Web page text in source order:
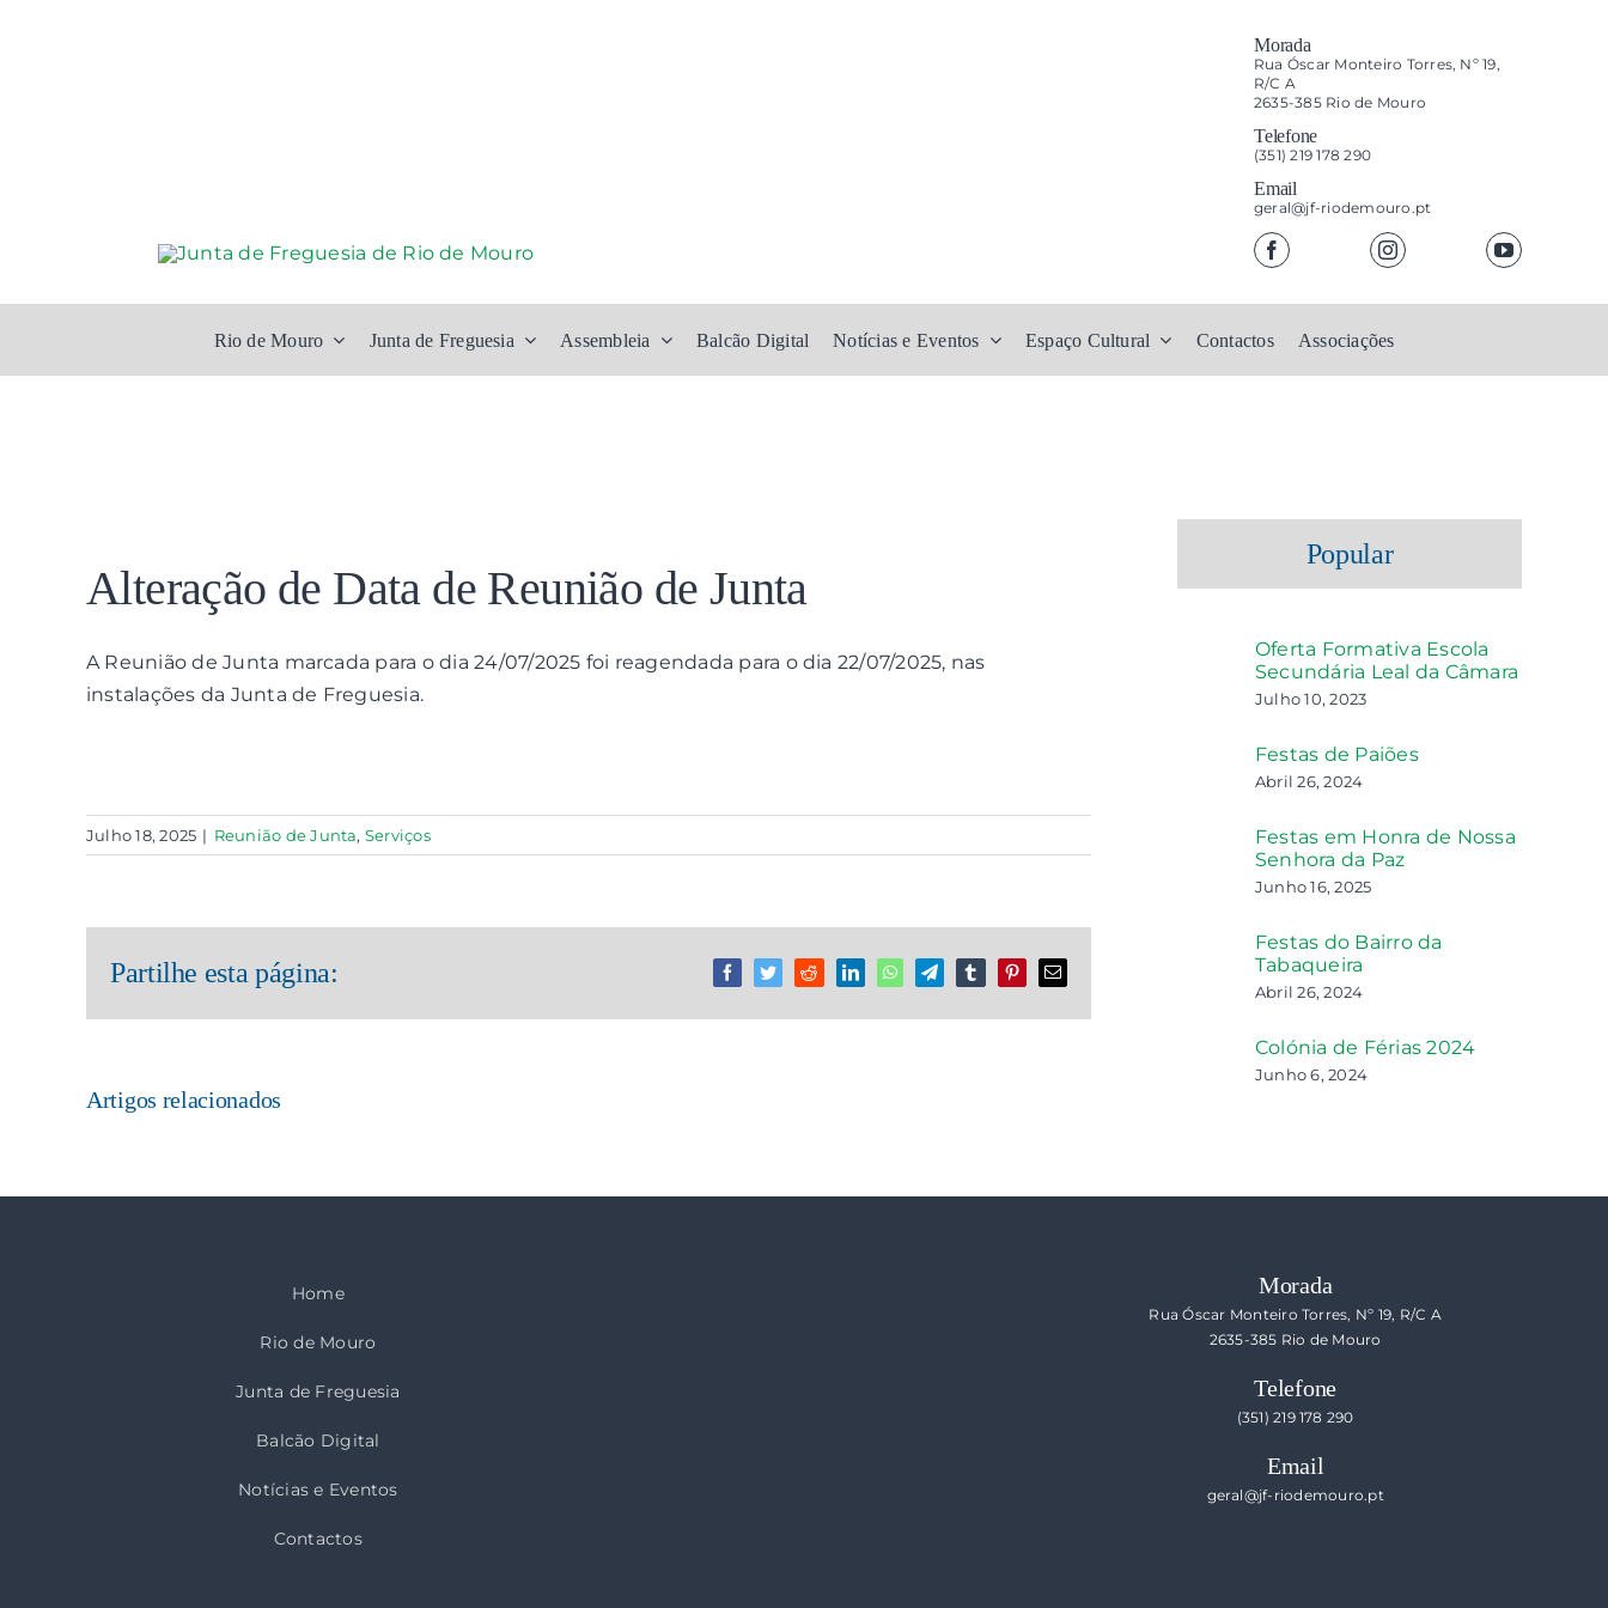
Morada
Rua Óscar Monteiro Torres, Nº 19,
R/C A
2635-385 Rio de Mouro
Telefone
(351) 219 178 290
Email
geral@jf-riodemouro.pt
Rio de Mouro Junta de Freguesia Assembleia Balcão Digital Notícias e Eventos Espaço Cultural Contactos Associações
Larger
Image
Alteração de Data de Reunião de Junta
A Reunião de Junta marcada para o dia 24/07/2025 foi reagendada para o dia 22/07/2025, nas
instalações da Junta de Freguesia.
Julho 18, 2025 | Reunião de Junta, Serviços
Partilhe esta página: FacebookTwitterRedditLinkedInWhatsAppTelegramTumblrPinterestEmail
Artigos relacionados
Popular
Oferta Formativa Escola
Secundária Leal da Câmara
Julho 10, 2023
Festas de Paiões
Abril 26, 2024
Festas em Honra de Nossa
Senhora da Paz
Junho 16, 2025
Festas do Bairro da
Tabaqueira
Abril 26, 2024
Colónia de Férias 2024
Junho 6, 2024
Home
Rio de Mouro
Junta de Freguesia
Balcão Digital
Notícias e Eventos
Contactos
Morada
Rua Óscar Monteiro Torres, Nº 19, R/C A
2635-385 Rio de Mouro
Telefone
(351) 219 178 290
Email
geral@jf-riodemouro.pt